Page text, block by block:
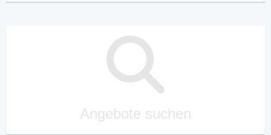
Angebote suchen